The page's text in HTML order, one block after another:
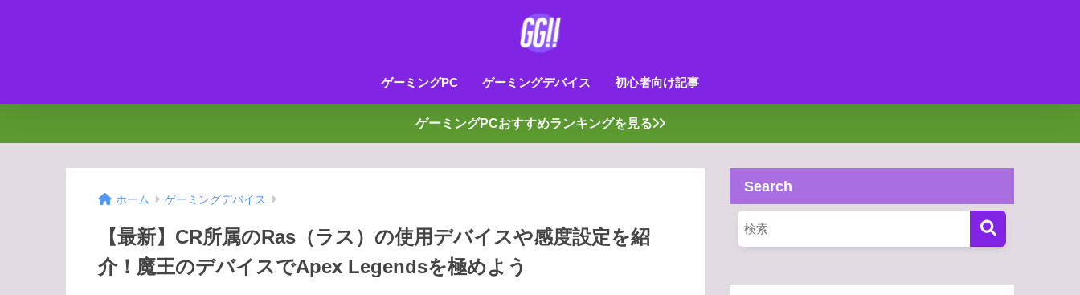
ゲーミングPC ゲーミングデバイス 初心者向け記事
ゲーミングPCおすすめランキングを見る
ホーム ゲーミングデバイス
【最新】CR所属のRas（ラス）の使用デバイスや感度設定を紹
介！魔王のデバイスでApex Legendsを極めよう
Search